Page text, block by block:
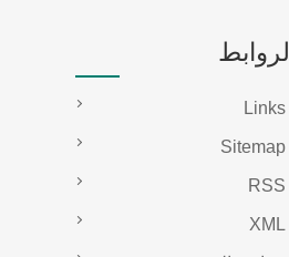
الروابط
Links
Sitemap
RSS
XML